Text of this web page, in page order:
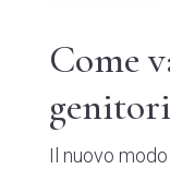
Come
Il nuovo